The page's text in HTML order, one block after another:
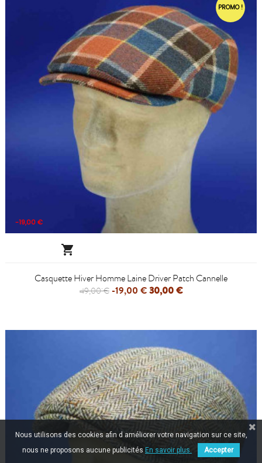
PROMO !
-19,00 €

Casquette Hiver Homme Laine Driver Patch Cannelle
49,00 € -19,00 €30,00 €
Nous utilisons des cookies afin d améliorer votre navigation sur ce site,
nous ne proposons aucune publicités En savoir plus. Accepter